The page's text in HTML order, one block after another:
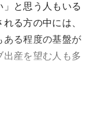
と思う人もいる
る方の中には、
ある程度の基盤が
出産を望む人も多